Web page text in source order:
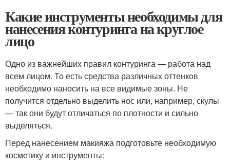
Какие инструменты необходимы для
нанесения контуринга на круглое
лицо
Одно из важнейших правил контуринга — работа над
всем лицом. То есть средства различных оттенков
необходимо наносить на все видимые зоны. Не
получится отдельно выделить нос или, например, скулы
— так они будут отличаться по плотности и сильно
выделяться.
Перед нанесением макияжа подготовьте необходимую
косметику и инструменты: